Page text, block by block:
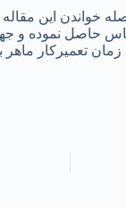
خواندن این مقاله
021-72195 تماس حاصل
زمان تعمیرکار